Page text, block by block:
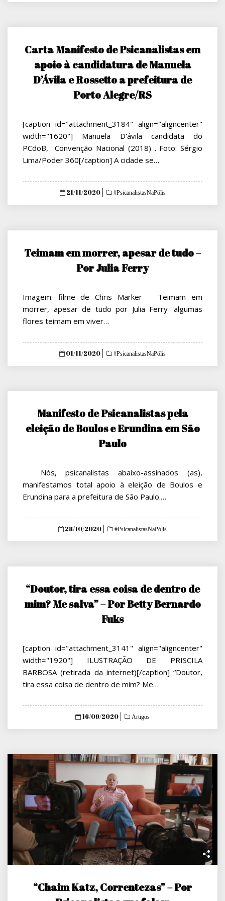
Carta Manifesto de Psicanalistas em
apoio à candidatura de Manuela
D’Ávila e Rossetto a prefeitura de
Porto Alegre/RS
[caption id="attachment_3184" align="aligncenter"
width="1620"] Manuela D'ávila candidata do
PCdoB, Convenção Nacional (2018) . Foto: Sérgio
Lima/Poder 360[/caption] A cidade se…
Posted
21/11/2020 #PsicanalistasNaPólis
Teimam em morrer, apesar de tudo –
Por Julia Ferry
Imagem: filme de Chris Marker Teimam em
morrer, apesar de tudo por Julia Ferry 'algumas
flores teimam em viver…
Posted
01/11/2020 #PsicanalistasNaPólis
Manifesto de Psicanalistas pela
eleição de Boulos e Erundina em São
Paulo
Nós, psicanalistas abaixo-assinados (as),
manifestamos total apoio à eleição de Boulos e
Erundina para a prefeitura de São Paulo.…
Posted
28/10/2020 #PsicanalistasNaPólis
“Doutor, tira essa coisa de dentro de
mim? Me salva” – Por Betty Bernardo
Fuks
[caption id="attachment_3141" align="aligncenter"
width="1920"] ILUSTRAÇÃO DE PRISCILA
BARBOSA (retirada da internet)[/caption] “Doutor,
tira essa coisa de dentro de mim? Me…
Posted
16/09/2020 Artigos
“Chaim Katz, Correntezas” – Por